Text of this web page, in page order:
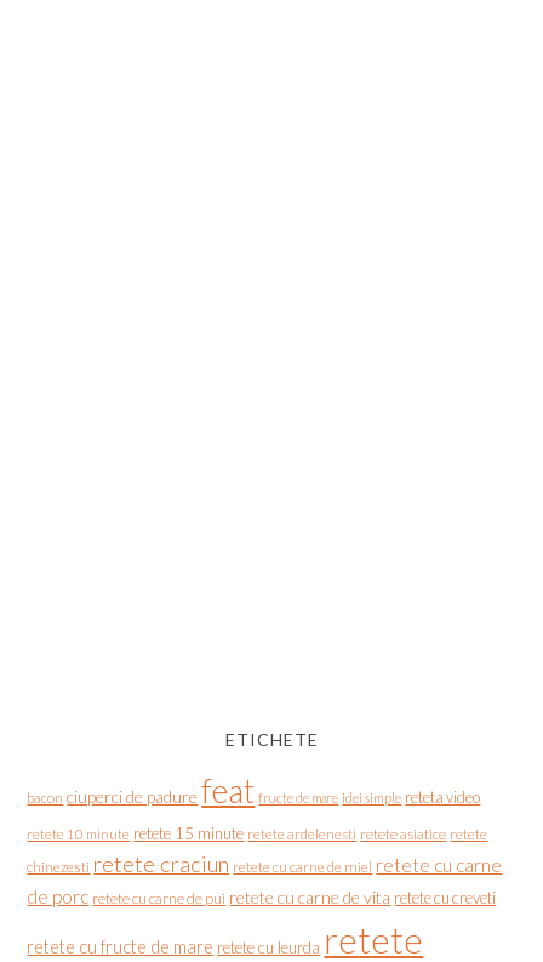
ETICHETE
bacon ciuperci de padure feat fructe de mare idei simple reteta video
retete 10 minute retete 15 minute retete ardelenesti retete asiatice retete
chinezesti retete craciun retete cu carne de miel retete cu carne
de porc retete cu carne de pui retete cu carne de vita retete cu creveti
retete cu fructe de mare retete cu leurda retete